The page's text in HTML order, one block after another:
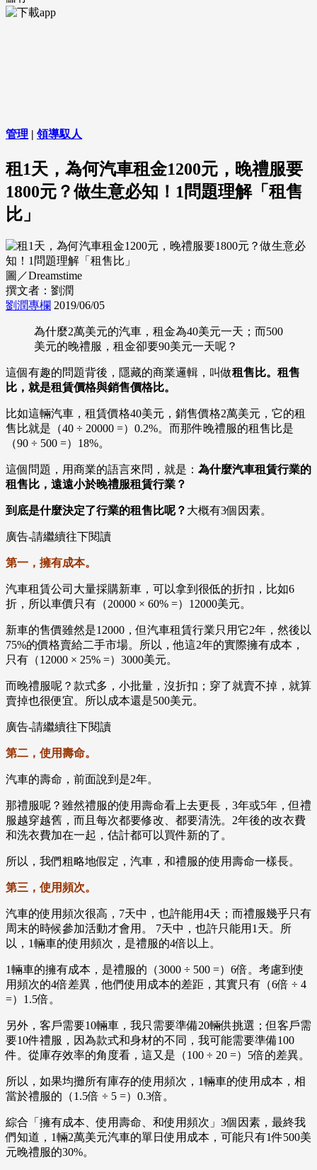
管理 | 領導馭人
租1天，為何汽車租金1200元，晚禮服要
1800元？做生意必知！1問題理解「租售
比」
圖／Dreamstime
撰文者：劉潤
劉潤專欄 2019/06/05
為什麼2萬美元的汽車，租金為40美元一天；而500
美元的晚禮服，租金卻要90美元一天呢？
這個有趣的問題背後，隱藏的商業邏輯，叫做租售比。租售
比，就是租賃價格與銷售價格比。
比如這輛汽車，租賃價格40美元，銷售價格2萬美元，它的租
售比就是（40 ÷ 20000 =）0.2%。而那件晚禮服的租售比是
（90 ÷ 500 =）18%。
這個問題，用商業的語言來問，就是： 為什麼汽車租賃行業的
租售比，遠遠小於晚禮服租賃行業？
到底是什麼決定了行業的租售比呢？ 大概有3個因素。
廣告-請繼續往下閱讀
第一，擁有成本。
汽車租賃公司大量採購新車，可以拿到很低的折扣，比如6
折，所以車價只有（20000 × 60% =）12000美元。
新車的售價雖然是12000，但汽車租賃行業只用它2年，然後以
75%的價格賣給二手市場。所以，他這2年的實際擁有成本，
只有（12000 × 25% =）3000美元。
而晚禮服呢？款式多，小批量，沒折扣；穿了就賣不掉，就算
賣掉也很便宜。所以成本還是500美元。
廣告-請繼續往下閱讀
第二，使用壽命。
汽車的壽命，前面說到是2年。
那禮服呢？雖然禮服的使用壽命看上去更長，3年或5年，但禮
服越穿越舊，而且每次都要修改、都要清洗。2年後的改衣費
和洗衣費加在一起，估計都可以買件新的了。
所以，我們粗略地假定，汽車，和禮服的使用壽命一樣長。
第三，使用頻次。
汽車的使用頻次很高，7天中，也許能用4天；而禮服幾乎只有
周末的時候參加活動才會用。 7天中，也許只能用1天。所
以，1輛車的使用頻次，是禮服的4倍以上。
1輛車的擁有成本，是禮服的（3000 ÷ 500 =）6倍。考慮到使
用頻次的4倍差異，他們使用成本的差距，其實只有（6倍 ÷ 4
=）1.5倍。
另外，客戶需要10輛車，我只需要準備20輛供挑選；但客戶需
要10件禮服，因為款式和身材的不同，我可能需要準備100
件。從庫存效率的角度看，這又是（100 ÷ 20 =）5倍的差異。
所以，如果均攤所有庫存的使用頻次，1輛車的使用成本，相
當於禮服的（1.5倍 ÷ 5 =）0.3倍。
綜合「擁有成本、使用壽命、和使用頻次」3個因素，最終我
們知道，1輛2萬美元汽車的單日使用成本，可能只有1件500美
元晚禮服的30%。